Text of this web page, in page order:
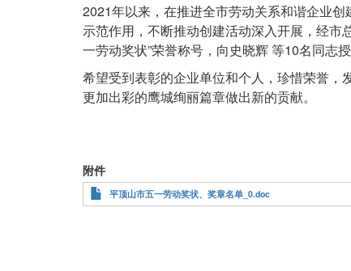
文
件
正
2021年以来，在推进全市劳动关系和谐企业
示范作用，不断推动创建活动深入开展，经市
一劳动奖状”荣誉称号，向史晓辉 等10名同志
希望受到表彰的企业单位和个人，珍惜荣誉
更加出彩的鹰城绚丽篇章做出新的贡献。
附件
平顶山市五一劳动奖状、奖章名单_0.doc